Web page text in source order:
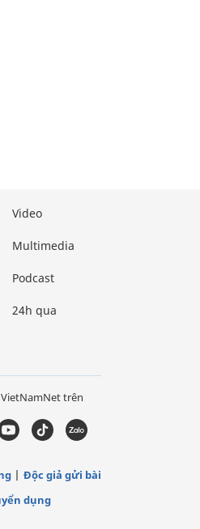
Video
Multimedia
Podcast
24h qua
trên
Độc giả gửi bài
dụng